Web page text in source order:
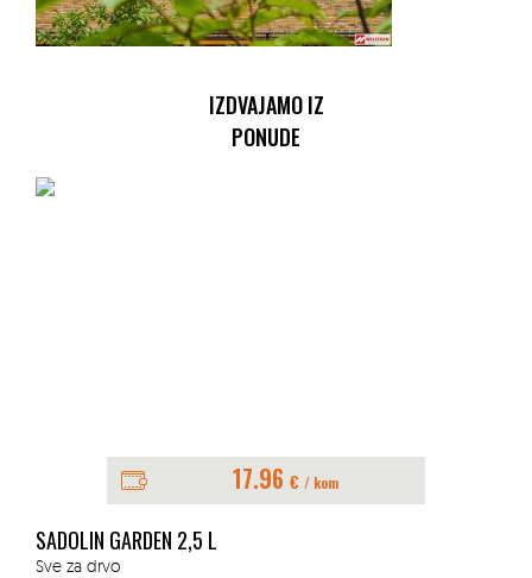
IZDVAJAMO IZ
PONUDE
17.96 € / kom
SADOLIN GARDEN 2,5 L
Sve za drvo